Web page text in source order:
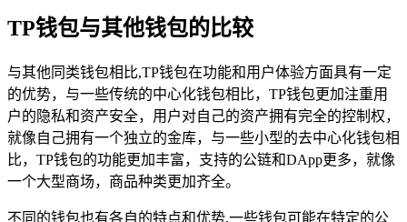
TP钱包与其他钱包的比较
与其他同类钱包相比,TP钱包在功能和用户体验方面具有一定
的优势，与一些传统的中心化钱包相比，TP钱包更加注重用
户的隐私和资产安全，用户对自己的资产拥有完全的控制权，
就像自己拥有一个独立的金库，与一些小型的去中心化钱包相
比，TP钱包的功能更加丰富，支持的公链和DApp更多，就像
一个大型商场，商品种类更加齐全。
不同的钱包也有各自的特点和优势,一些钱包可能在特定的公